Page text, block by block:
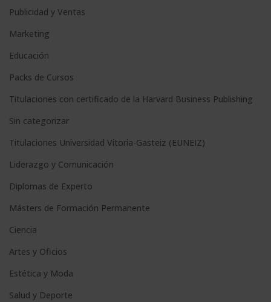
n
i
v
e
Publicidad y Ventas
Marketing
Educación
Packs de Cursos
Titulaciones con certificado de la Harvard Business Publishing
Sin categorizar
Titulaciones Universidad Vitoria-Gasteiz (EUNEIZ)
Liderazgo y Comunicación
Diplomas de Experto
Másters de Formación Permanente
Ciencia
Artes y Oficios
Estética y Moda
Salud y Deporte